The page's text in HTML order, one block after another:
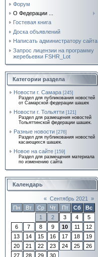
Форум
О Федерации ...
Гостевая книга
Доска объявлений
Написать администратору сайта
Запрос лицензии на программу
жеребьевки FSHR_Lot
Категории раздела
Новости г. Самара [245]
Раздел для публикования новостей
от Самарской федерации шашек
Новости г. Тольятти [121]
Раздел для размещения новостей
Тольяттинской федерации шашек.
Разные новости [276]
Раздел для публикования новостей
касающихся шашек.
Новое на сайте [159]
Раздел для размещения материала
по изменению сайта
Календарь
« Сентябрь 2021
»
Пн
Вт Ср Чт Пт Сб
Вс
1
2 3 4
5
6
7 8 9 10 11
12
13
14 15 16 17 18
19
20
21 22 23 24 25
26
27
28 29 30